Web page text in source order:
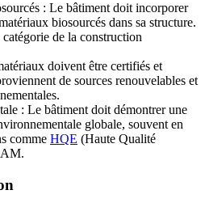
: Le bâtiment doit incorporer
biosourcés dans sa structure.
de la construction
doivent être certifiés et
de sources renouvelables et
: Le bâtiment doit démontrer une
globale, souvent en
comme HQE (Haute Qualité